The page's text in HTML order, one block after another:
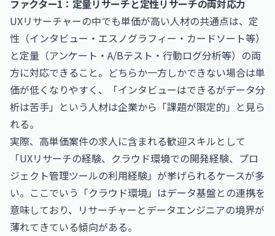
ファクター1：定量リサーチと定性リサーチの両対応力
UXリサーチャーの中でも単価が高い人材の共通点は、定
性（インタビュー・エスノグラフィー・カードソート等）
と定量（アンケート・A/Bテスト・行動ログ分析等）の両
方に対応できること。どちらか一方しかできない場合は単
価が低くなりやすく、「インタビューはできるがデータ分
析は苦手」という人材は企業から「課題が限定的」と見ら
れる。
実際、高単価案件の求人に含まれる歓迎スキルとして
「UXリサーチの経験、クラウド環境での開発経験、プロ
ジェクト管理ツールの利用経験」が挙げられるケースが多
い。ここでいう「クラウド環境」はデータ基盤との連携を
意味しており、リサーチャーとデータエンジニアの境界が
薄れてきている傾向がある。